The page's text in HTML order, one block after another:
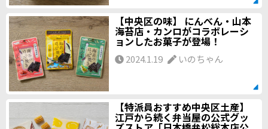
【中央区の味】 にんべん・山本
海苔店・カンロがコラボレーシ
ョンしたお菓子が登場！
2024.1.19 いのちゃん
【特派員おすすめ中央区土産】
江戸から続く弁当屋の公式グッ